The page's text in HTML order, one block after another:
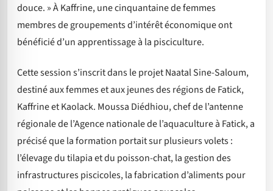
douce. » À Kaffrine, une cinquantaine de femmes
membres de groupements d’intérêt économique ont
bénéficié d’un apprentissage à la pisciculture.
Cette session s’inscrit dans le projet Naatal Sine-Saloum,
destiné aux femmes et aux jeunes des régions de Fatick,
Kaffrine et Kaolack. Moussa Diédhiou, chef de l’antenne
régionale de l’Agence nationale de l’aquaculture à Fatick, a
précisé que la formation portait sur plusieurs volets :
l’élevage du tilapia et du poisson-chat, la gestion des
infrastructures piscicoles, la fabrication d’aliments pour